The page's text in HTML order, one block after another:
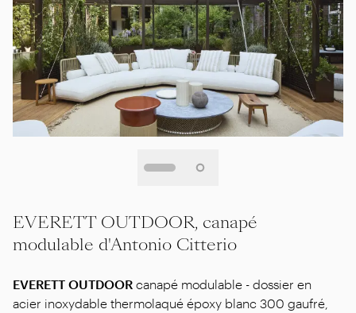
EVERETT OUTDOOR, canapé
modulable d'Antonio Citterio
EVERETT OUTDOOR canapé modulable - dossier en
acier inoxydable thermolaqué époxy blanc 300 gaufré,